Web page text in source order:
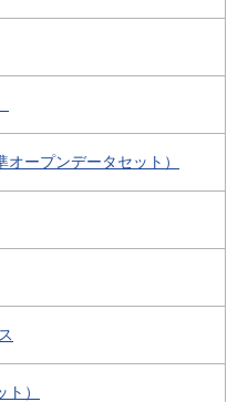
ープンデータセット）
）